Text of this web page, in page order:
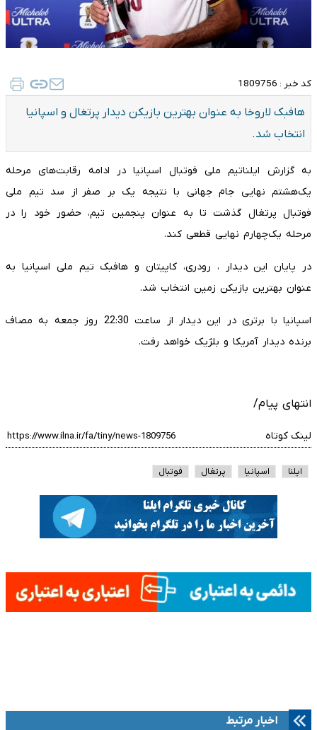
کد خبر : 1809756
هافبک لاروخا به عنوان بهترین بازیکن دیدار پرتغال و اسپانیا
انتخاب شد.
به گزارش ایلناتیم ملی فوتبال اسپانیا در ادامه رقابت‌های مرحله
یک‌هشتم نهایی جام جهانی با نتیجه یک بر صفر از سد تیم ملی
فوتبال پرتغال گذشت تا به عنوان پنجمین تیم، حضور خود را در
مرحله یک‌چهارم نهایی قطعی کند.
در پایان این دیدار ، رودری، کاپیتان و هافبک تیم ملی اسپانیا به
عنوان بهترین بازیکن زمین انتخاب شد.
اسپانیا با برتری در این دیدار از ساعت 22:30 روز جمعه به مصاف
برنده دیدار آمریکا و بلژیک خواهد رفت.
انتهای پیام/
لینک کوتاه
ایلنا اسپانیا پرتغال فوتبال
اخبار مرتبط